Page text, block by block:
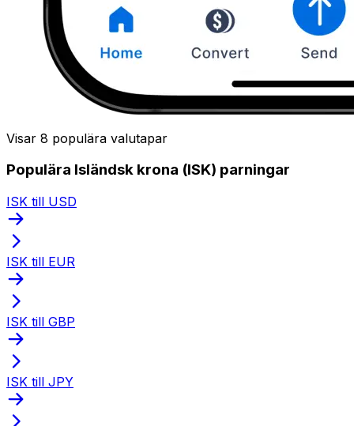
Visar 8 populära valutapar
Populära Isländsk krona (ISK) parningar
ISK till USD
ISK till EUR
ISK till GBP
ISK till JPY